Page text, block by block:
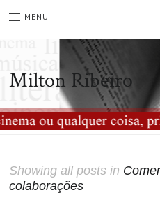
MENU
Milton Ribeiro
Showing all posts in
colaborações